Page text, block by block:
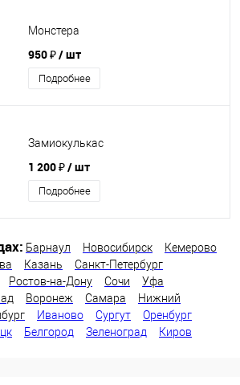
Монстера
950 ₽/ шт
Подробнее
Замиокулькас
1 200 ₽/ шт
Подробнее
Барнаул Новосибирск
Кемерово
Казань
Санкт-Петербург
Ростов-на-Дону Сочи
Уфа
Воронеж Самара
Нижний
Иваново Сургут
Оренбург
Белгород Зеленоград
Киров